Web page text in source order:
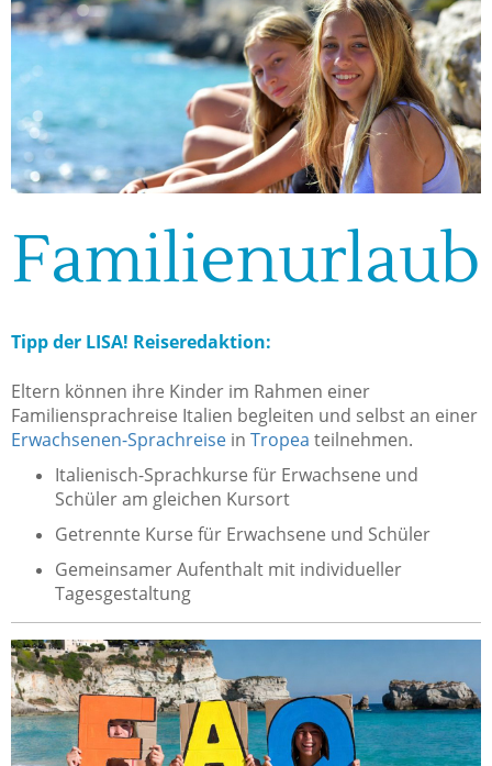
Familienurlaub
Tipp der LISA! Reiseredaktion:
Eltern können ihre Kinder im Rahmen einer
Familiensprachreise Italien begleiten und selbst an einer
Erwachsenen-Sprachreise in Tropea teilnehmen.
Italienisch-Sprachkurse für Erwachsene und
Schüler am gleichen Kursort
Getrennte Kurse für Erwachsene und Schüler
Gemeinsamer Aufenthalt mit individueller
Tagesgestaltung